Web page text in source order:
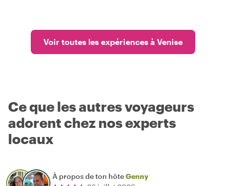
Voir toutes les expériences à Venise
Ce que les autres voyageurs
adorent chez nos experts
locaux
À propos de ton hôteGenny